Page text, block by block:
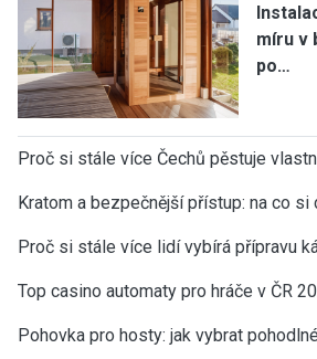
míru v
po…
Proč si stále více Čechů pěstuje
Kratom a bezpečnější přístup: na co si
Proč si stále více lidí vybírá přípravu
Top casino automaty pro hráče v ČR
Pohovka pro hosty: jak vybrat